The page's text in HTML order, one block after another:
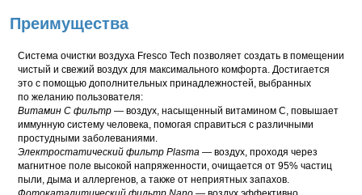
Преимущества
Система очистки воздуха Fresco Tech позволяет создать в помещении
чистый и свежий воздух для максимального комфорта. Достигается
это с помощью дополнительных принадлежностей, выбранных
по желанию пользователя:
Витамин С фильтр — воздух, насыщенный витамином С, повышает
иммунную систему человека, помогая справиться с различными
простудными заболеваниями.
Электростатический фильтр Plasma — воздух, проходя через
магнитное поле высокой напряженности, очищается от 95% частиц
пыли, дыма и аллергенов, а также от неприятных запахов.